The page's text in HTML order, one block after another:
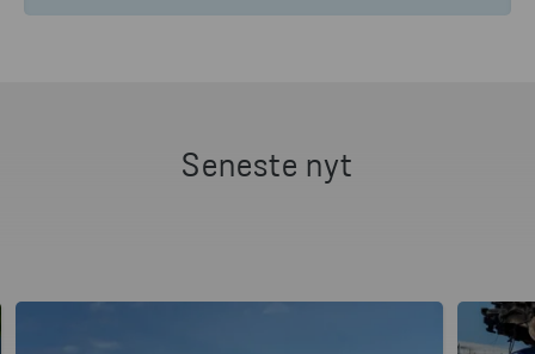
E-mail jbc@cirkulaer.dk
Communications and Marketing Manager hos Stena
Seneste nyt